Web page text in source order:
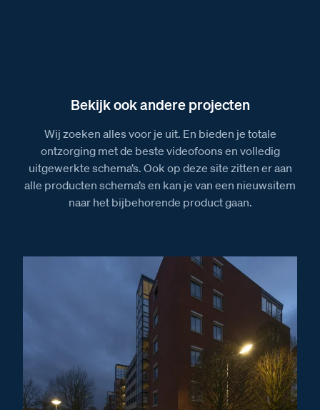
Bekijk ook andere projecten
Wij zoeken alles voor je uit. En bieden je totale
ontzorging met de beste videofoons en volledig
uitgewerkte schema’s. Ook op deze site zitten er aan
alle producten schema’s en kan je van een nieuwsitem
naar het bijbehorende product gaan.